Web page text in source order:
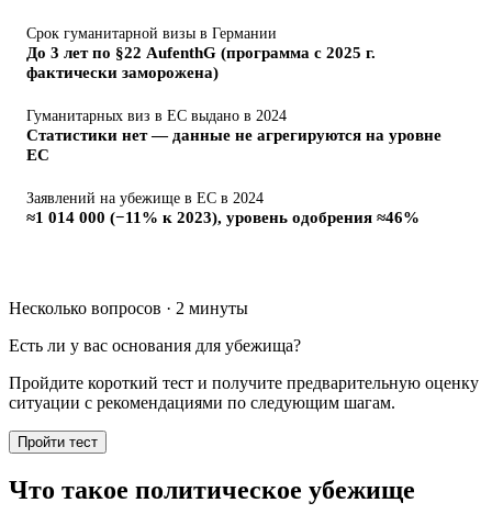
Срок гуманитарной визы в Германии
До 3 лет по §22 AufenthG (программа с 2025 г.
фактически заморожена)
Гуманитарных виз в ЕС выдано в 2024
Статистики нет — данные не агрегируются на уровне
ЕС
Заявлений на убежище в ЕС в 2024
≈1 014 000 (−11% к 2023), уровень одобрения ≈46%
Несколько вопросов · 2 минуты
Есть ли у вас основания для убежища?
Пройдите короткий тест и получите предварительную оценку
ситуации с рекомендациями по следующим шагам.
Пройти тест
Что такое политическое убежище